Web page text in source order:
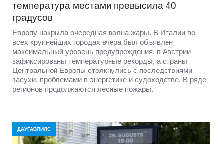
температура местами превысила 40
градусов
Европу накрыла очередная волна жары. В Италии во
всех крупнейших городах вчера был объявлен
максимальный уровень предупреждения, в Австрии
зафиксированы температурные рекорды, а страны
Центральной Европы столкнулись с последствиями
засухи, проблемами в энергетике и судоходстве. В ряде
регионов продолжаются лесные пожары.
ДАУГАВПИЛС